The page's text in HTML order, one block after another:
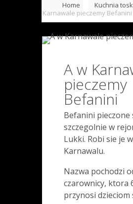
Home Kuchnia
Karnawale pieczemy Befanini
A w
pieczemy
Befanini
Befanini pieczone
szczegolnie w
Lukki. Robi sie je
Karnawalu.
Nazwa pochodzi
czarownicy, ktora
przynosi dzieciom